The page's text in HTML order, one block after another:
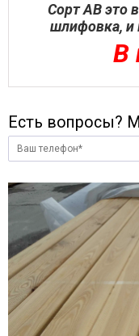
Сорт АВ это
шлифовка, и
В
Есть вопросы?